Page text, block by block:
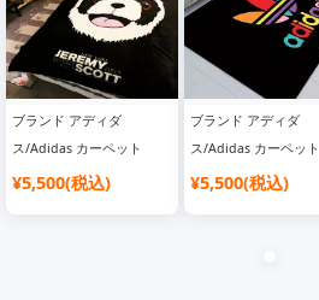
ブランド アディダ
ス/Adidas カーペット
¥5,500(税込)
ブランド アディダ
ス/Adidas カーペット
¥5,500(税込)